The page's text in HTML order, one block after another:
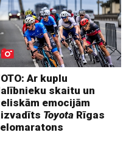
Ar kuplu
skaitu un
emocijām
Toyota Rīgas